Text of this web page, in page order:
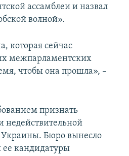
ассамблеи и назвал
волной».
которая сейчас
межпарламентских
чтобы она прошла», –
признать
недействительной
Украины. Бюро вынесло
кандидатуры